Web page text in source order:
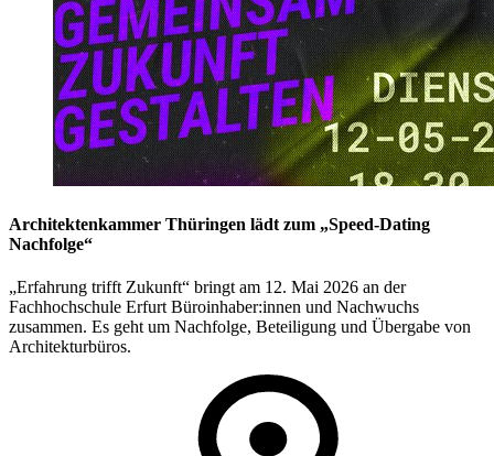
Architektenkammer Thüringen lädt zum „Speed-Dating
Nachfolge“
„Erfahrung trifft Zukunft“ bringt am 12. Mai 2026 an der
Fachhochschule Erfurt Büroinhaber:innen und Nachwuchs
zusammen. Es geht um Nachfolge, Beteiligung und Übergabe von
Architekturbüros.